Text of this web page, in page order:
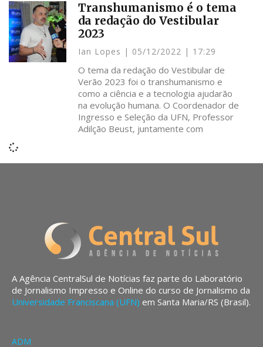
Transhumanismo é o tema
da redação do Vestibular
2023
Ian Lopes 05/12/2022 17:29
O tema da redação do Vestibular de
Verão 2023 foi o transhumanismo e
como a ciência e a tecnologia ajudarão
na evolução humana. O Coordenador de
Ingresso e Seleção da UFN, Professor
Adilção Beust, juntamente com
A Agência CentralSul de Notícias faz parte do Laboratório
de Jornalismo Impresso e Online do curso de Jornalismo da
Universidade Franciscana (UFN) em Santa Maria/RS (Brasil).
ADM